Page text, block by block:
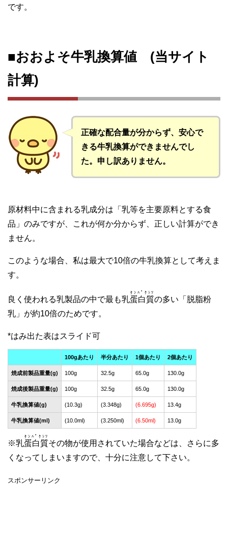
です。
■おおよそ牛乳換算値 (当サイト
計算)
正確な配合量が分からず、安心で
きる牛乳換算ができませんでし
た。申し訳ありません。
原材料中に含まれる乳成分は「乳等を主要原料とする食
品」のみですが、これが何か分からず、正しい計算ができ
ません。
このような場合、私は最大で10倍の牛乳換算として考えま
す。
良く使われる乳製品の中で最も乳蛋白質
ﾀﾝﾊﾟｸｼﾂ
の多い「脱脂粉
乳」が約10倍のためです。
100gあたり 半分あたり 1個あたり 2個あたり
焼成前製品重量(g) 100g 32.5g 65.0g 130.0g
焼成後製品重量(g) 100g 32.5g 65.0g 130.0g
牛乳換算値(g) (10.3g) (3.348g) (6.695g) 13.4g
牛乳換算値(ml) (10.0ml) (3.250ml) (6.50ml) 13.0g
※乳蛋白質
ﾀﾝﾊﾟｸｼﾂ
その物が使用されていた場合などは、さらに多
くなってしまいますので、十分に注意して下さい。
スポンサーリンク